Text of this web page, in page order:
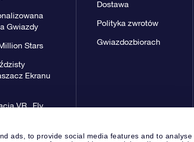
ads, to provide social media features and to analyse
Gwiazdy
Stars
Ekranu
VR „Fly
Dostawa
Polityka zwrotów
Gwiazdozbiorach